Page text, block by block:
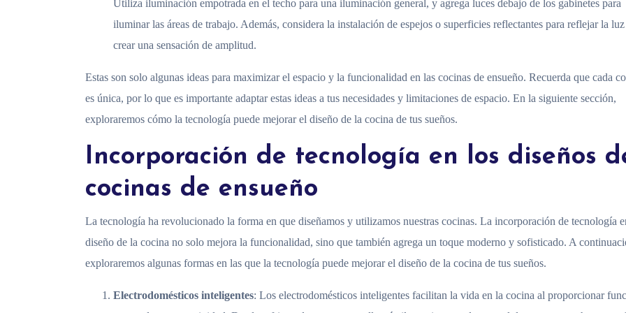
Utiliza iluminación empotrada en el techo para una iluminación general, y agrega luces debajo de los gabinetes para
iluminar las áreas de trabajo. Además, considera la instalación de espejos o superficies reflectantes para reflejar la
crear una sensación de amplitud.
Estas son solo algunas ideas para maximizar el espacio y la funcionalidad en las cocinas de ensueño. Recuerda que cada
es única, por lo que es importante adaptar estas ideas a tus necesidades y limitaciones de espacio. En la siguiente sección,
exploraremos cómo la tecnología puede mejorar el diseño de la cocina de tus sueños.
Incorporación de tecnología en los diseños
cocinas de ensueño
La tecnología ha revolucionado la forma en que diseñamos y utilizamos nuestras cocinas. La incorporación de tecnología
diseño de la cocina no solo mejora la funcionalidad, sino que también agrega un toque moderno y sofisticado. A
exploraremos algunas formas en las que la tecnología puede mejorar el diseño de la cocina de tus sueños.
Electrodomésticos inteligentes: Los electrodomésticos inteligentes facilitan la vida en la cocina al proporcionar